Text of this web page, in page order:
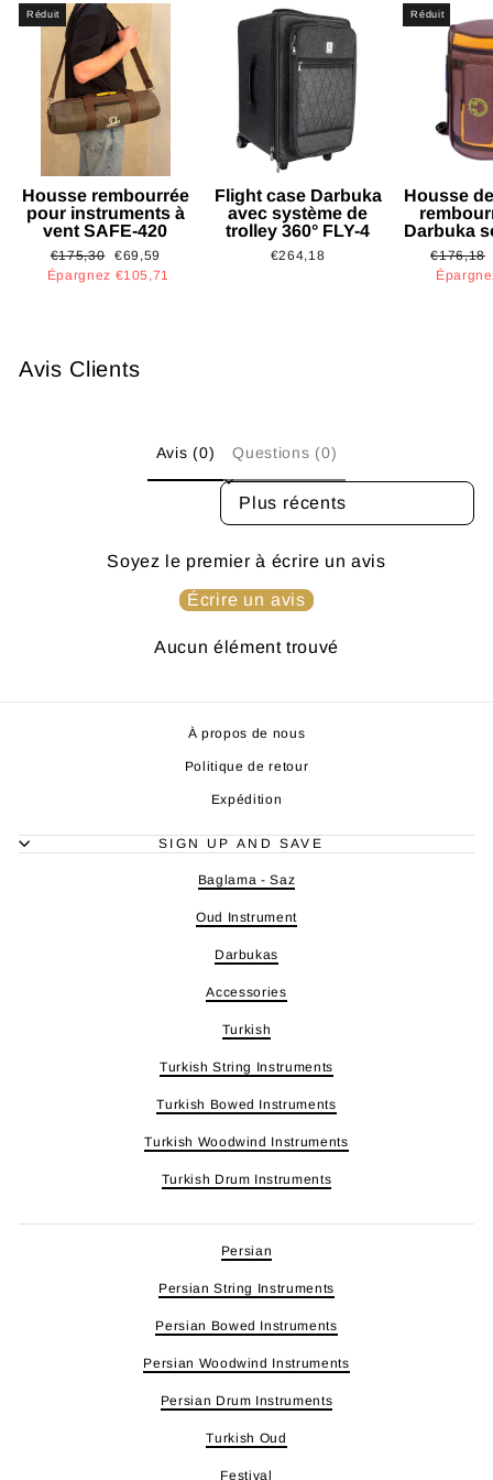
Réduit
Housse rembourrée
pour instruments à
vent SAFE-420
Prix
régulier
€175,30
Prix
réduit
€69,59
Épargnez €105,71
Flight case Darbuka
avec système de
trolley 360° FLY-4
€264,18
Réduit
Housse
Darbuka
Prix
régulier
€176,18
Avis Clients
Avis (0) Questions (0)
SORT REVIEWS BY
Soyez le premier à écrire un avis
Écrire un avis
Aucun élément trouvé
À propos de nous
Politique de retour
Expédition
SIGN UP AND SAVE
Baglama - Saz
Oud Instrument
Darbukas
Accessories
Turkish
Turkish String Instruments
Turkish Bowed Instruments
Turkish Woodwind Instruments
Turkish Drum Instruments
Persian
Persian String Instruments
Persian Bowed Instruments
Persian Woodwind Instruments
Persian Drum Instruments
Turkish Oud
Festival